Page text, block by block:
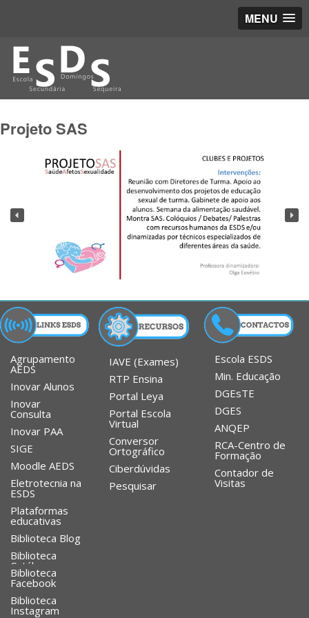
MENU
Projeto SAS
Agrupamento
AEDS
Inovar Alunos
Inovar
Consulta
Inovar PAA
SIGE
Moodle AEDS
Eletrotecnia na
ESDS
Plataformas
educativas
Biblioteca Blog
Biblioteca
Catálogo
Biblioteca
Facebook
Biblioteca
Instagram
IAVE (Exames)
RTP Ensina
Portal Leya
Portal Escola
Virtual
Conversor
Ortográfico
Ciberdúvidas
Pesquisar
Escola ESDS
Min. Educação
DGEsTE
DGES
ANQEP
RCA-Centro de
Formação
Contador de
Visitas